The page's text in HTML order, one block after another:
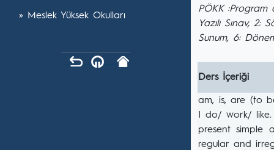
» Meslek Yüksek Okulları
PÖKK :Program
Yazılı Sınav, 2:
Sunum, 6:
Ders İçeriği
am, is, are (to
I do/ work/
present
regular and